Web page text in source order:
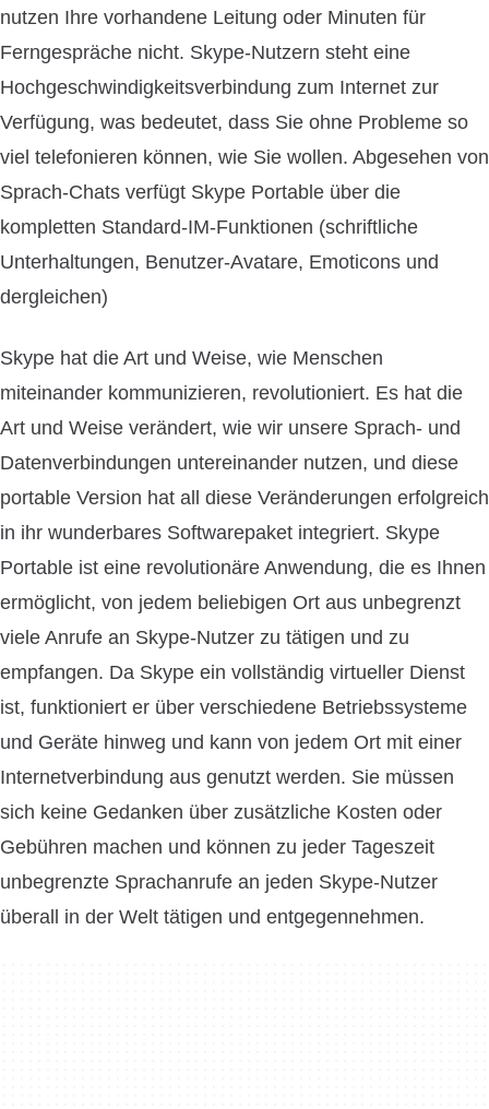
nutzen Ihre vorhandene Leitung oder Minuten für
Ferngespräche nicht. Skype-Nutzern steht eine
Hochgeschwindigkeitsverbindung zum Internet zur
Verfügung, was bedeutet, dass Sie ohne Probleme so
viel telefonieren können, wie Sie wollen. Abgesehen von
Sprach-Chats verfügt Skype Portable über die
kompletten Standard-IM-Funktionen (schriftliche
Unterhaltungen, Benutzer-Avatare, Emoticons und
dergleichen)
Skype hat die Art und Weise, wie Menschen
miteinander kommunizieren, revolutioniert. Es hat die
Art und Weise verändert, wie wir unsere Sprach- und
Datenverbindungen untereinander nutzen, und diese
portable Version hat all diese Veränderungen erfolgreich
in ihr wunderbares Softwarepaket integriert. Skype
Portable ist eine revolutionäre Anwendung, die es Ihnen
ermöglicht, von jedem beliebigen Ort aus unbegrenzt
viele Anrufe an Skype-Nutzer zu tätigen und zu
empfangen. Da Skype ein vollständig virtueller Dienst
ist, funktioniert er über verschiedene Betriebssysteme
und Geräte hinweg und kann von jedem Ort mit einer
Internetverbindung aus genutzt werden. Sie müssen
sich keine Gedanken über zusätzliche Kosten oder
Gebühren machen und können zu jeder Tageszeit
unbegrenzte Sprachanrufe an jeden Skype-Nutzer
überall in der Welt tätigen und entgegennehmen.